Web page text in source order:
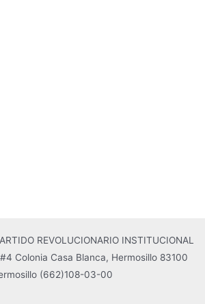
REVOLUCIONARIO INSTITUCIONAL
Colonia Casa Blanca, Hermosillo 83100
(662)108-03-00